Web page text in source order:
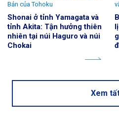
Shonai ở tỉnh Yamagata và
tỉnh Akita: Tận hưởng thiên
nhiên tại núi Haguro và núi
Chokai
Bản của Tohoku
Xem